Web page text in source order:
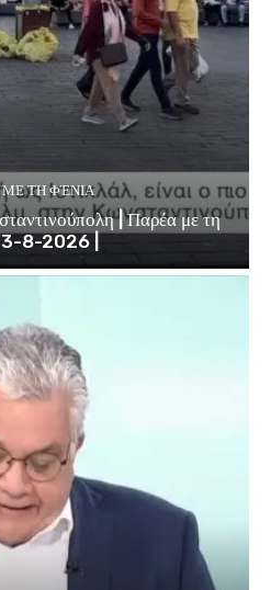
ΤΗ ΦΈΝΙΑ
| Παρέα με τη
3-8-2026 |